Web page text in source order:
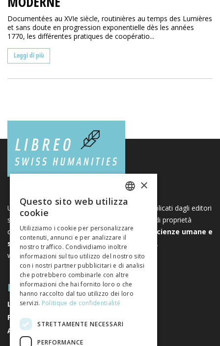
Documentées au XVIe siècle, routinières au temps des Lumières
et sans doute en progression exponentielle dès les années
1770, les différentes pratiques de coopératio...
Leggi di più
Una piattaforma unica per i libri e le riviste pubblicati dagli editori
svizzeri di scienze umane e sociali. Libreo.ch è di proprietà
dell’
Associazione svizzera degli editori di scienze umane e
sociali. È un’associazione senza scopo di lucro.
www.editeurssuisses.ch
MAPPA DEL SITO
LIBRI
RIVISTE
AUTORI
FRENCH
×
Questo sito web utilizza
cookie
Utilizziamo i cookie per personalizzare
contenuti, annunci e per analizzare il
nostro traffico. Condividiamo inoltre
informazioni sul tuo utilizzo del nostro sito
con i nostri partner pubblicitari e di analisi
che potrebbero combinarle con altre
informazioni che hai fornito loro o che
hanno raccolto dal tuo utilizzo dei loro
servizi. Politique de confidentialité
STRETTAMENTE NECESSARI
PERFORMANCE